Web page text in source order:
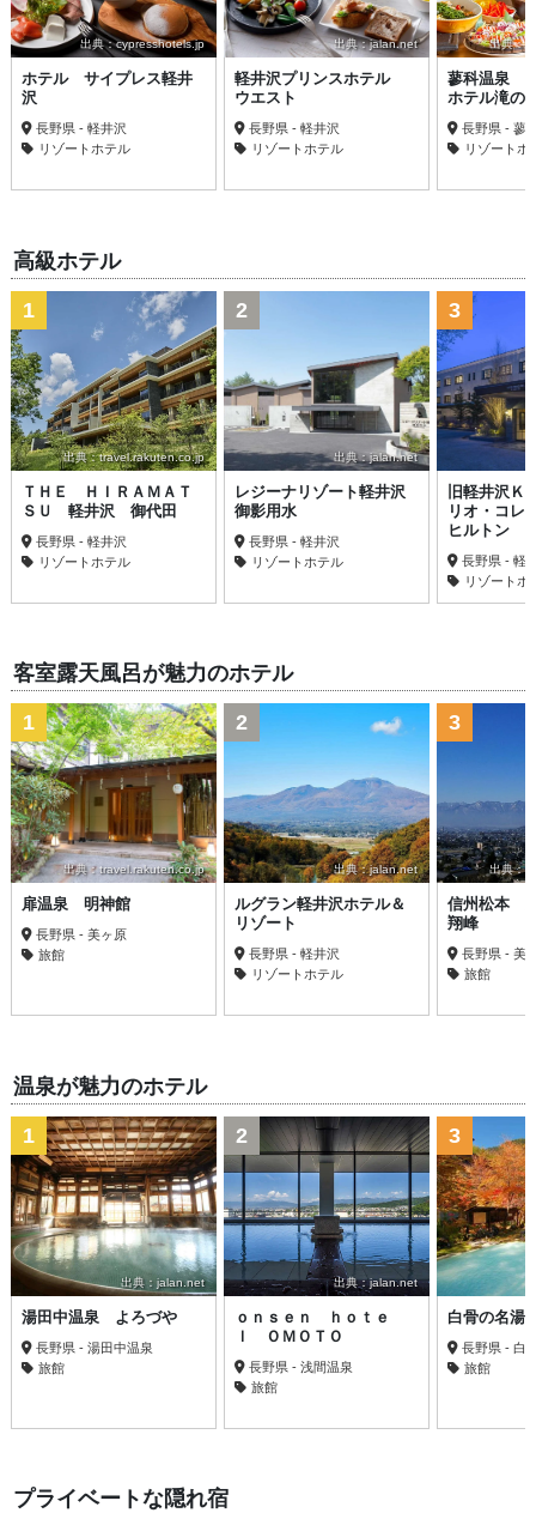
出典：cypresshotels.jp
ホテル サイプレス軽井
沢
長野県 - 軽井沢
リゾートホテル
出典：jalan.net
軽井沢プリンスホテル
ウエスト
長野県 - 軽井沢
リゾートホテル
出典：
蓼科温泉
ホテル滝の
長野県 - 蓼
リゾートホ
高級ホテル
出典：travel.rakuten.co.jp
1
ＴＨＥ ＨＩＲＡＭＡＴ
ＳＵ 軽井沢 御代田
長野県 - 軽井沢
リゾートホテル
出典：jalan.net
2
レジーナリゾート軽井沢
御影用水
長野県 - 軽井沢
リゾートホテル
3
旧軽井沢Ｋ
リオ・コレ
ヒルトン
長野県 - 軽
リゾートホ
客室露天風呂が魅力のホテル
出典：travel.rakuten.co.jp
1
扉温泉 明神館
長野県 - 美ヶ原
旅館
出典：jalan.net
2
ルグラン軽井沢ホテル＆
リゾート
長野県 - 軽井沢
リゾートホテル
出典：
3
信州松本
翔峰
長野県 - 美
旅館
温泉が魅力のホテル
出典：jalan.net
1
湯田中温泉 よろづや
長野県 - 湯田中温泉
旅館
出典：jalan.net
2
ｏｎｓｅｎ ｈｏｔｅ
ｌ ＯＭＯＴＯ
長野県 - 浅間温泉
旅館
3
白骨の名
長野県 - 白
旅館
プライベートな隠れ宿